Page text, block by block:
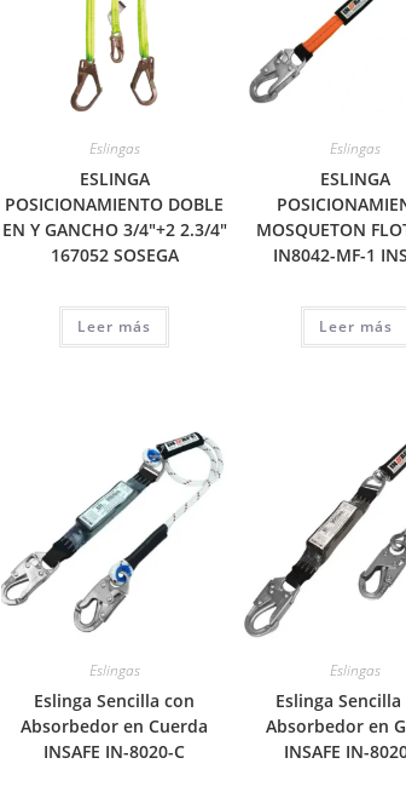
Eslingas
ESLINGA
POSICIONAMIENTO DOBLE
EN Y GANCHO 3/4″+2 2.3/4″
167052 SOSEGA
Leer más
Eslingas
ESLINGA
MOSQUETON
IN8042-MF-1
Leer más
Eslingas
Eslinga Sencilla con
Absorbedor en Cuerda
INSAFE IN-8020-C
Eslingas
Eslinga Sencilla
Absorbedor en
INSAFE IN-